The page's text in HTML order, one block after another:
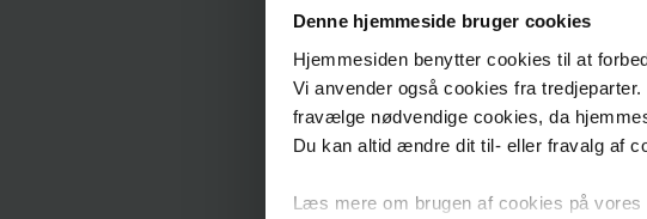
Denne hjemmeside bruger cookies
Hjemmesiden benytter cookies til at
Vi anvender også cookies fra
fravælge nødvendige cookies, da
Du kan altid ændre dit til- eller fravalg af
Læs mere om brugen af cookies på vores
Adresse
Region Sjælland
Alléen 15